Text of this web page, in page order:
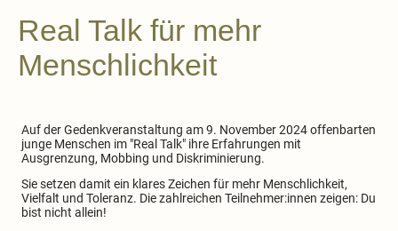
Real Talk für mehr
Menschlichkeit
Auf der Gedenkveranstaltung am 9. November 2024 offenbarten
junge Menschen im "Real Talk" ihre Erfahrungen mit
Ausgrenzung, Mobbing und Diskriminierung.
Sie setzen damit ein klares Zeichen für mehr Menschlichkeit,
Vielfalt und Toleranz. Die zahlreichen Teilnehmer:innen zeigen: Du
bist nicht allein!